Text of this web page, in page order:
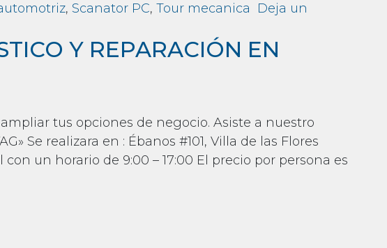
, Scanator PC, Tour mecanica
Deja un
Y REPARACIÓN EN
tus opciones de negocio. Asiste a nuestro
Se realizara en : Ébanos #101, Villa de las Flores
con un horario de 9:00 – 17:00 El precio por persona es
EN SISTEMAS VAG